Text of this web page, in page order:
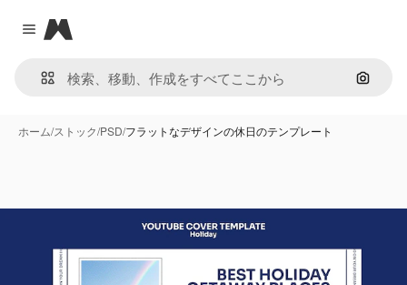
Close menu
Magnific
画像で
ホーム/ストック/PSD/フラットなデザインの休日のテンプレート